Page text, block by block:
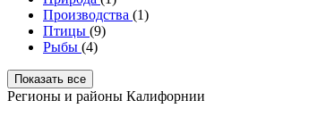
Производства (1)
Птицы (9)
Рыбы (4)
Показать все
Регионы и районы Калифорнии